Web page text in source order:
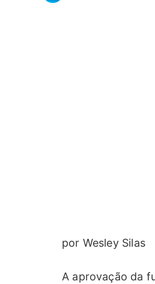
por Wesley Silas
A aprovação da